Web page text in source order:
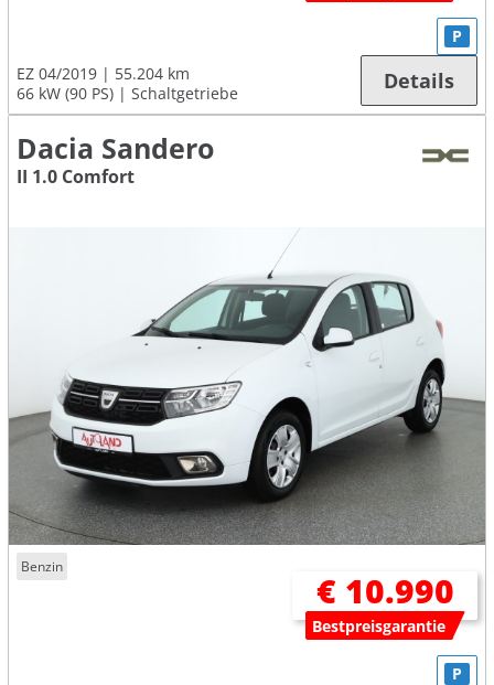
EZ 04/2019
55.204 km
66 kW (90 PS)
Schaltgetriebe
P
Details
Dacia Sandero
II 1.0 Comfort
Benzin
€ 10.990
Bestpreisgarantie
P